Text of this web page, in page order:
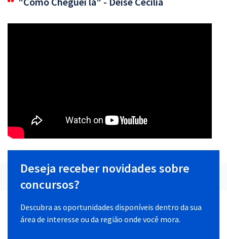
Deseja receber novidades sobre
concursos?
Descubra as oportunidades disponíveis dentro da sua
área de interesse ou da região onde você mora.